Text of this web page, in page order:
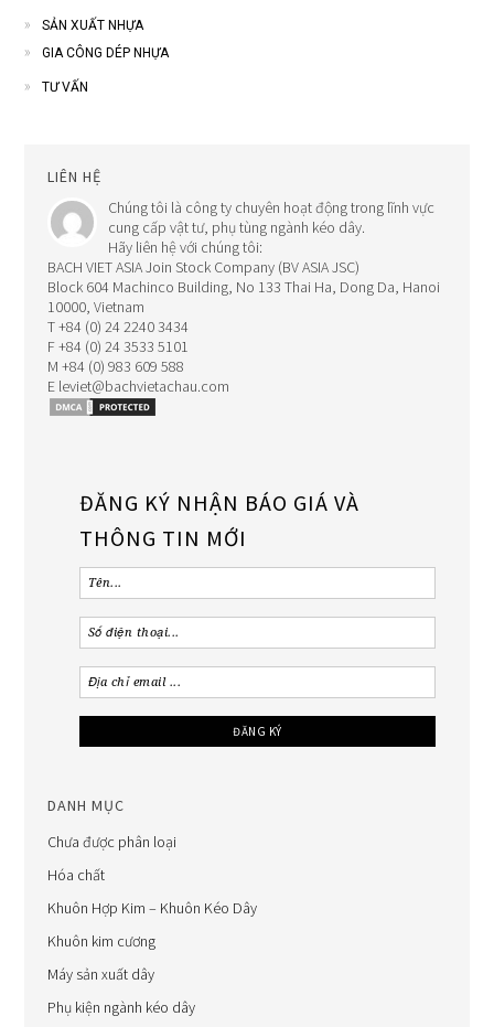
SẢN XUẤT NHỰA
GIA CÔNG DÉP NHỰA
TƯ VẤN
LIÊN HỆ
Chúng tôi là công ty chuyên hoạt động trong lĩnh vực
cung cấp vật tư, phụ tùng ngành kéo dây.
Hãy liên hệ với chúng tôi:
BACH VIET ASIA Join Stock Company (BV ASIA JSC)
Block 604 Machinco Building, No 133 Thai Ha, Dong Da, Hanoi
10000, Vietnam
T +84 (0) 24 2240 3434
F +84 (0) 24 3533 5101
M +84 (0) 983 609 588
E leviet@bachvietachau.com
ĐĂNG KÝ NHẬN BÁO GIÁ VÀ
THÔNG TIN MỚI
DANH MỤC
Chưa được phân loại
Hóa chất
Khuôn Hợp Kim – Khuôn Kéo Dây
Khuôn kim cương
Máy sản xuất dây
Phụ kiện ngành kéo dây